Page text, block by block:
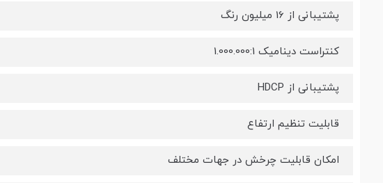
پشتیبانی از 16 میلیون رنگ
کنتراست دینامیک 1.000.000:1
پشتیبانی از HDCP
قابلیت تنظیم ارتفاع
امکان قابلیت چرخش در جهات مختلف